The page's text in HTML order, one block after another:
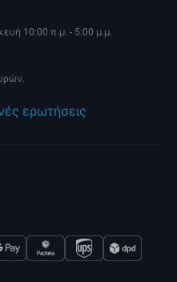
10:00 π.μ. - 5:00 μ.μ.
ερωτήσεις